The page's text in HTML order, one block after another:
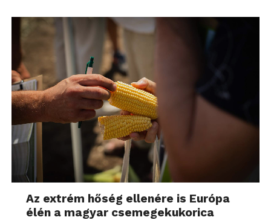
Az extrém hőség ellenére is Európa
élén a magyar csemegekukorica